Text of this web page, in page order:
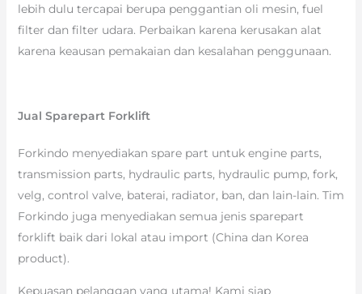
lebih dulu tercapai berupa penggantian oli mesin, fuel
filter dan filter udara. Perbaikan karena kerusakan alat
karena keausan pemakaian dan kesalahan penggunaan.
Jual Sparepart Forklift
Forkindo menyediakan spare part untuk engine parts,
transmission parts, hydraulic parts, hydraulic pump, fork,
velg, control valve, baterai, radiator, ban, dan lain-lain. Tim
Forkindo juga menyediakan semua jenis sparepart
forklift baik dari lokal atau import (China dan Korea
product).
Kepuasan pelanggan yang utama! Kami siap